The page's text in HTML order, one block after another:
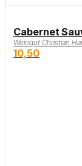
Cabernet
Weingut Christian
10,50